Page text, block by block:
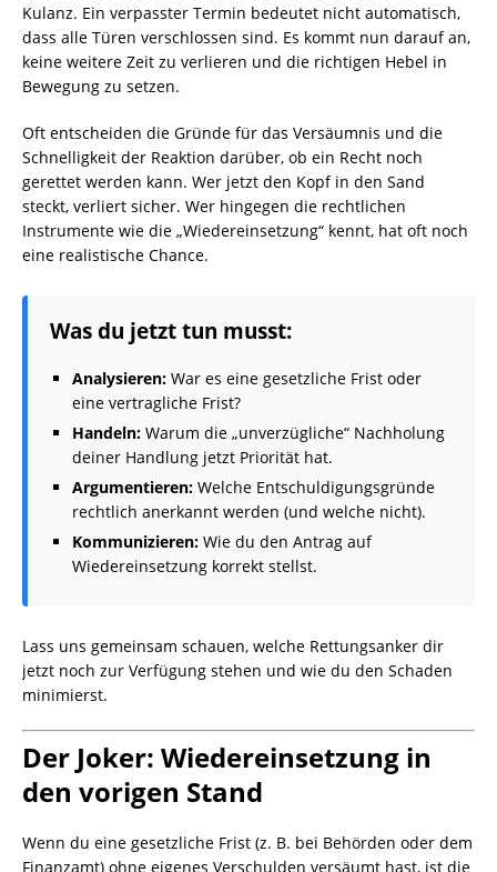
Kulanz. Ein verpasster Termin bedeutet nicht automatisch,
dass alle Türen verschlossen sind. Es kommt nun darauf an,
keine weitere Zeit zu verlieren und die richtigen Hebel in
Bewegung zu setzen.
Oft entscheiden die Gründe für das Versäumnis und die
Schnelligkeit der Reaktion darüber, ob ein Recht noch
gerettet werden kann. Wer jetzt den Kopf in den Sand
steckt, verliert sicher. Wer hingegen die rechtlichen
Instrumente wie die „Wiedereinsetzung“ kennt, hat oft noch
eine realistische Chance.
Was du jetzt tun musst:
Analysieren: War es eine gesetzliche Frist oder
eine vertragliche Frist?
Handeln: Warum die „unverzügliche“ Nachholung
deiner Handlung jetzt Priorität hat.
Argumentieren: Welche Entschuldigungsgründe
rechtlich anerkannt werden (und welche nicht).
Kommunizieren: Wie du den Antrag auf
Wiedereinsetzung korrekt stellst.
Lass uns gemeinsam schauen, welche Rettungsanker dir
jetzt noch zur Verfügung stehen und wie du den Schaden
minimierst.
Der Joker: Wiedereinsetzung in
den vorigen Stand
Wenn du eine gesetzliche Frist (z. B. bei Behörden oder dem
Finanzamt) ohne eigenes Verschulden versäumt hast, ist die